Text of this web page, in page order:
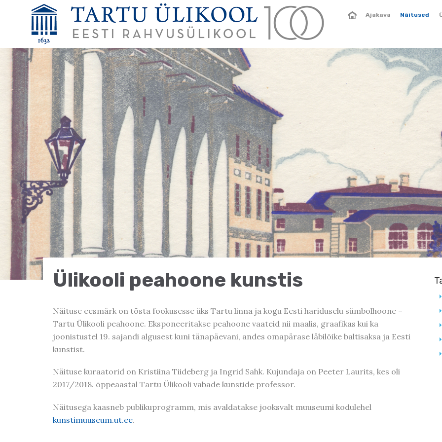
Ajakava Näitused
Ülikooli peahoone kunstis
Näituse eesmärk on tõsta fookusesse üks Tartu linna ja kogu Eesti hariduselu sümbolhoone –
Tartu Ülikooli peahoone. Eksponeeritakse peahoone vaateid nii maalis, graafikas kui ka
joonistustel 19. sajandi algusest kuni tänapäevani, andes omapärase läbilõike baltisaksa ja Eesti
kunstist.
Näituse kuraatorid on Kristiina Tiideberg ja Ingrid Sahk. Kujundaja on Peeter Laurits, kes oli
2017/2018. õppeaastal Tartu Ülikooli vabade kunstide professor.
Näitusega kaasneb publikuprogramm, mis avaldatakse jooksvalt muuseumi kodulehel
kunstimuuseum.ut.ee.